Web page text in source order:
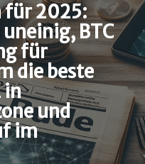
für 2025:
BTC
für
die beste
in
und
im